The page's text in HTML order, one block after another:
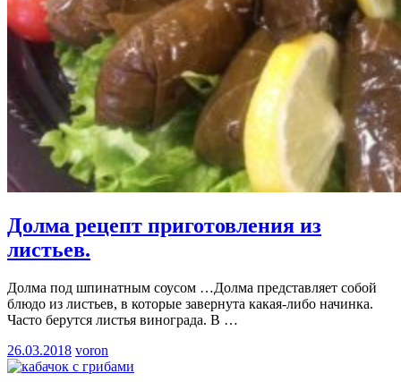
Долма рецепт приготовления из
листьев.
Долма под шпинатным соусом …Долма представляет собой
блюдо из листьев, в которые завернута какая-либо начинка.
Часто берутся листья винограда. В …
26.03.2018 voron